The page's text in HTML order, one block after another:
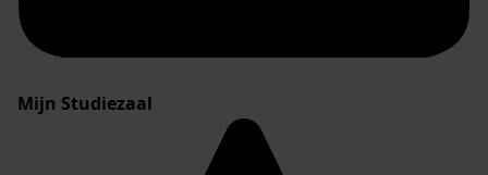
Mijn Studiezaal